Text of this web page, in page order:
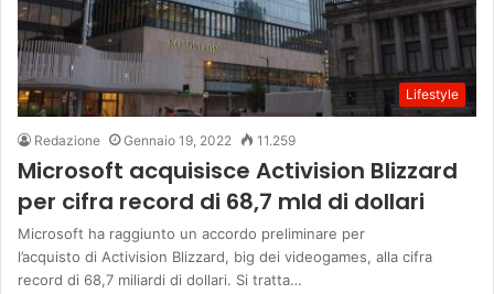
Lifestyle
Redazione Gennaio 19, 2022 11.259
Microsoft acquisisce Activision Blizzard
per cifra record di 68,7 mld di dollari
Microsoft ha raggiunto un accordo preliminare per
l’acquisto di Activision Blizzard, big dei videogames, alla cifra
record di 68,7 miliardi di dollari. Si tratta…